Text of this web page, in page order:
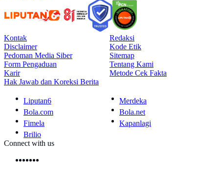
Kontak
Redaksi
Disclaimer
Kode Etik
Pedoman Media Siber
Sitemap
Form Pengaduan
Tentang Kami
Karir
Metode Cek Fakta
Hak Jawab dan Koreksi Berita
Liputan6
Merdeka
Bola.com
Bola.net
Fimela
Kapanlagi
Brilio
Connect with us